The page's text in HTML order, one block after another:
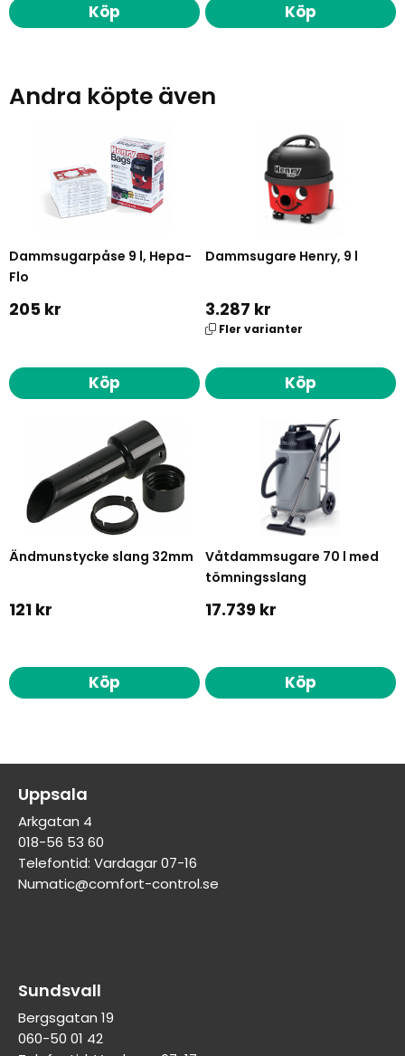
Köp Köp
Andra köpte även
Dammsugarpåse 9 l, Hepa-
Flo
205 kr
Köp
Dammsugare Henry, 9 l
3.287 kr
Fler varianter
Köp
Ändmunstycke slang 32mm
121 kr
Köp
Våtdammsugare 70 l med
tömningsslang
17.739 kr
Köp
Uppsala
Arkgatan 4
018-56 53 60
Telefontid: Vardagar 07-16
Numatic@comfort-control.se
Sundsvall
Bergsgatan 19
060-50 01 42